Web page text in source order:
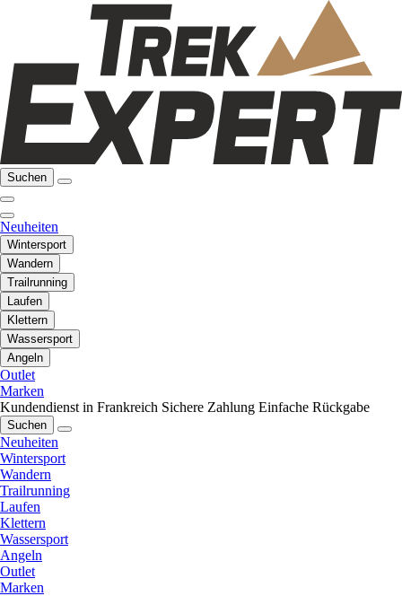
Suchen
Neuheiten
Wintersport
Wandern
Trailrunning
Laufen
Klettern
Wassersport
Angeln
Outlet
Marken
Kundendienst in Frankreich Sichere Zahlung Einfache Rückgabe
Suchen
Neuheiten
Wintersport
Wandern
Trailrunning
Laufen
Klettern
Wassersport
Angeln
Outlet
Marken